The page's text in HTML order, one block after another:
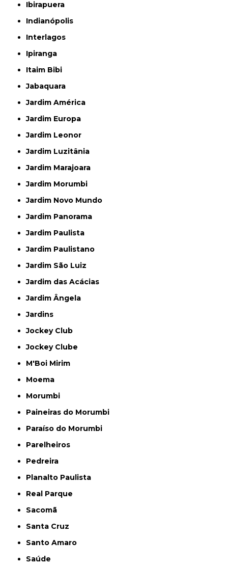
Ibirapuera
Indianópolis
Interlagos
Ipiranga
Itaim Bibi
Jabaquara
Jardim América
Jardim Europa
Jardim Leonor
Jardim Luzitânia
Jardim Marajoara
Jardim Morumbi
Jardim Novo Mundo
Jardim Panorama
Jardim Paulista
Jardim Paulistano
Jardim São Luiz
Jardim das Acácias
Jardim Ângela
Jardins
Jockey Club
Jockey Clube
M'Boi Mirim
Moema
Morumbi
Paineiras do Morumbi
Paraíso do Morumbi
Parelheiros
Pedreira
Planalto Paulista
Real Parque
Sacomã
Santa Cruz
Santo Amaro
Saúde